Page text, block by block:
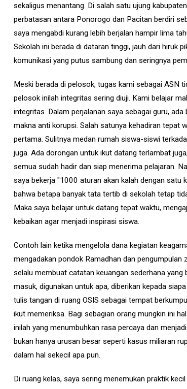
sekaligus menantang. Di salah satu ujung
perbatasan antara Ponorogo dan Pacitan berdiri
saya mengabdi kurang lebih berjalan hampir lima
Sekolah ini berada di dataran tinggi, jauh dari hiruk
komunikasi yang putus sambung dan seringnya
Meski berada di pelosok, tugas kami sebagai ASN
pelosok inilah integritas sering diuji. Kami belajar
integritas. Dalam perjalanan saya sebagai guru,
makna anti korupsi. Salah satunya kehadiran tepat
pertama. Sulitnya medan rumah siswa-siswi
juga. Ada dorongan untuk ikut datang terlambat
semua sudah hadir dan siap menerima pelajaran.
saya bekerja "1000 aturan akan kalah dengan satu
bahwa betapa banyak tata tertib di sekolah tetap
Maka saya belajar untuk datang tepat waktu,
kebaikan agar menjadi inspirasi siswa.
Contoh lain ketika mengelola dana kegiatan
mengadakan pondok Ramadhan dan pengumpulan
selalu membuat catatan keuangan sederhana yang
masuk, digunakan untuk apa, diberikan kepada
tulis tangan di ruang OSIS sebagai tempat
ikut memeriksa. Bagi sebagian orang mungkin ini
inilah yang menumbuhkan rasa percaya dan
bukan hanya urusan besar seperti kasus miliaran
dalam hal sekecil apa pun.
Di ruang kelas, saya sering menemukan praktik